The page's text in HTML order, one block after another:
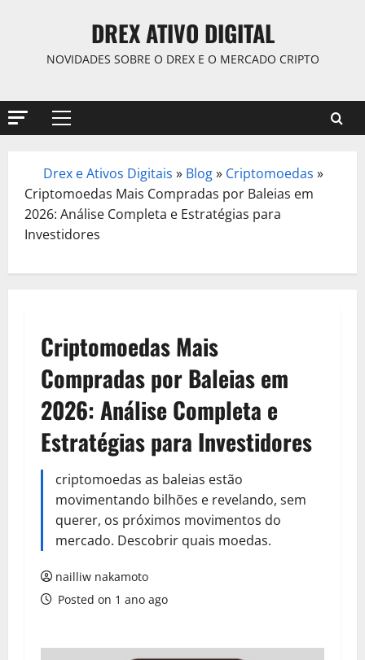
DREX ATIVO DIGITAL
NOVIDADES SOBRE O DREX E O MERCADO CRIPTO
Primary
Drex e Ativos Digitais » Blog» Criptomoedas »
Criptomoedas Mais Compradas por Baleias em
2026: Análise Completa e Estratégias para
Investidores
Criptomoedas Mais
Compradas por Baleias em
2026: Análise Completa e
Estratégias para Investidores
criptomoedas as baleias estão
movimentando bilhões e revelando, sem
querer, os próximos movimentos do
mercado. Descobrir quais moedas.
nailliw nakamoto
Posted on 1 ano ago